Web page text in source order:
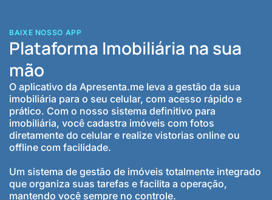
BAIXE NOSSO APP
Plataforma Imobiliária na sua
mão
O aplicativo da Apresenta.me leva a gestão da sua
imobiliária para o seu celular, com acesso rápido e
prático. Com o nosso sistema definitivo para
imobiliária, você cadastra imóveis com fotos
diretamente do celular e realize vistorias online ou
offline com facilidade.
Um sistema de gestão de imóveis totalmente integrado
que organiza suas tarefas e facilita a operação,
mantendo você sempre no controle.